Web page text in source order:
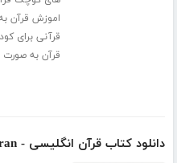
اموزش قرآن
قرآنی برای
قرآن به صورت
دانلود کتاب قرآن انگلیسی - The holy Quran